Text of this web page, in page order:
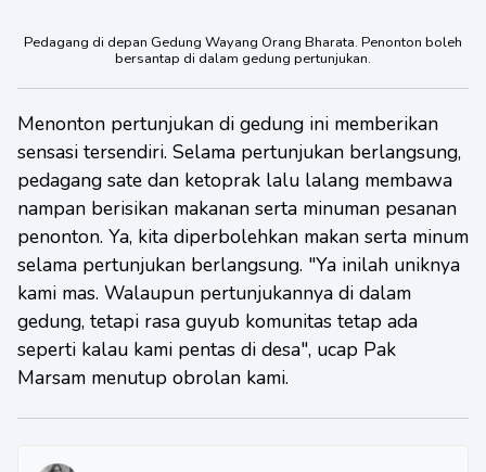
Pedagang di depan Gedung Wayang Orang Bharata. Penonton boleh
bersantap di dalam gedung pertunjukan.
Menonton pertunjukan di gedung ini memberikan
sensasi tersendiri. Selama pertunjukan berlangsung,
pedagang sate dan ketoprak lalu lalang membawa
nampan berisikan makanan serta minuman pesanan
penonton. Ya, kita diperbolehkan makan serta minum
selama pertunjukan berlangsung. "Ya inilah uniknya
kami mas. Walaupun pertunjukannya di dalam
gedung, tetapi rasa guyub komunitas tetap ada
seperti kalau kami pentas di desa", ucap Pak
Marsam menutup obrolan kami.